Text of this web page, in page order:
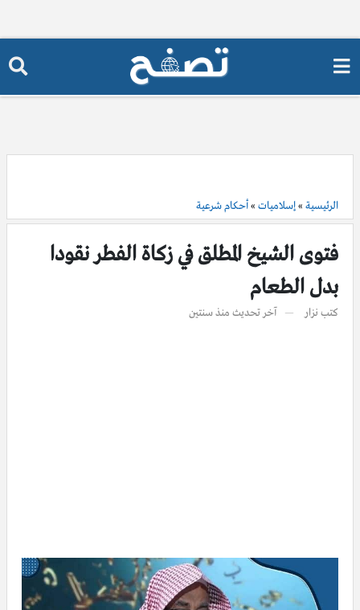
الرئيسية »إسلاميات »أحكام شرعية
فتوى الشيخ المطلق في زكاة الفطر نقودا
بدل الطعام
كتب نزار آخر تحديث منذ سنتين